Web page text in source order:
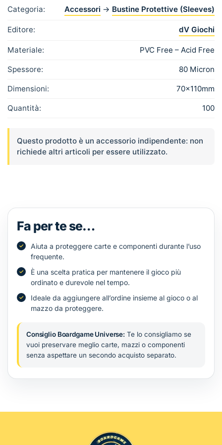
Categoria: Accessori → Bustine Protettive (Sleeves)
Editore: dV Giochi
Materiale: PVC Free – Acid Free
Spessore: 80 Micron
Dimensioni: 70×110mm
Quantità: 100
Questo prodotto è un accessorio indipendente: non
richiede altri articoli per essere utilizzato.
Fa per te se…
Aiuta a proteggere carte e componenti durante l’uso
frequente.
È una scelta pratica per mantenere il gioco più
ordinato e durevole nel tempo.
Ideale da aggiungere all’ordine insieme al gioco o al
mazzo da proteggere.
Consiglio Boardgame Universe: Te lo consigliamo se
vuoi preservare meglio carte, mazzi o componenti
senza aspettare un secondo acquisto separato.